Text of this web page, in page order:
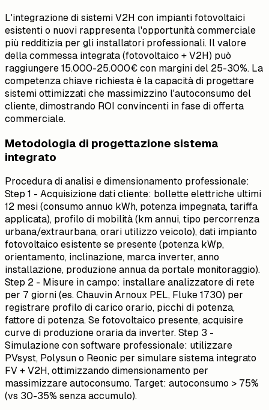
L'integrazione di sistemi V2H con impianti fotovoltaici
esistenti o nuovi rappresenta l'opportunità commerciale
più redditizia per gli installatori professionali. Il valore
della commessa integrata (fotovoltaico + V2H) può
raggiungere 15.000-25.000€ con margini del 25-30%. La
competenza chiave richiesta è la capacità di progettare
sistemi ottimizzati che massimizzino l'autoconsumo del
cliente, dimostrando ROI convincenti in fase di offerta
commerciale.
Metodologia di progettazione sistema
integrato
Procedura di analisi e dimensionamento professionale:
Step 1 - Acquisizione dati cliente: bollette elettriche ultimi
12 mesi (consumo annuo kWh, potenza impegnata, tariffa
applicata), profilo di mobilità (km annui, tipo percorrenza
urbana/extraurbana, orari utilizzo veicolo), dati impianto
fotovoltaico esistente se presente (potenza kWp,
orientamento, inclinazione, marca inverter, anno
installazione, produzione annua da portale monitoraggio).
Step 2 - Misure in campo: installare analizzatore di rete
per 7 giorni (es. Chauvin Arnoux PEL, Fluke 1730) per
registrare profilo di carico orario, picchi di potenza,
fattore di potenza. Se fotovoltaico presente, acquisire
curve di produzione oraria da inverter. Step 3 -
Simulazione con software professionale: utilizzare
PVsyst, Polysun o Reonic per simulare sistema integrato
FV + V2H, ottimizzando dimensionamento per
massimizzare autoconsumo. Target: autoconsumo > 75%
(vs 30-35% senza accumulo).